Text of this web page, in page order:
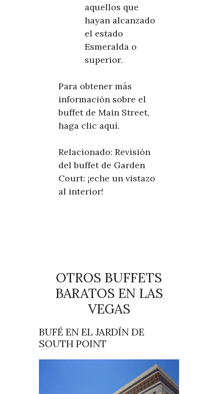
aquellos que
hayan alcanzado
el estado
Esmeralda o
superior.
Para obtener más
información sobre el
buffet de Main Street,
haga clic aquí.
Relacionado: Revisión
del buffet de Garden
Court: ¡eche un vistazo
al interior!
OTROS BUFFETS
BARATOS EN LAS
VEGAS
BUFÉ EN EL JARDÍN DE
SOUTH POINT